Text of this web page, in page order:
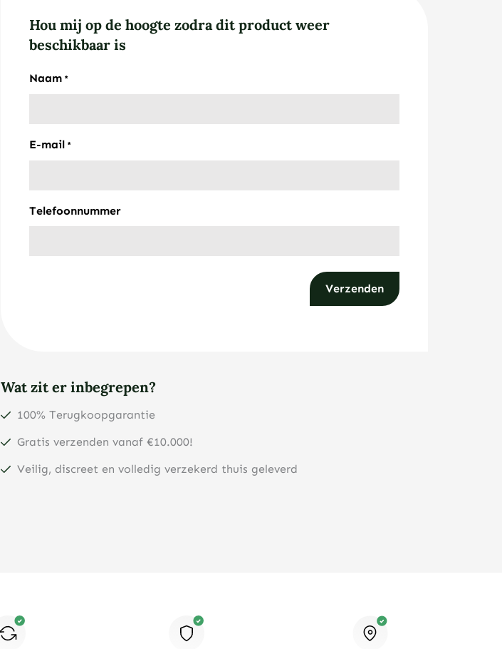
Hou mij op de hoogte zodra dit product weer
beschikbaar is
Naam *
E-mail *
Telefoonnummer
Wat zit er inbegrepen?
100% Terugkoopgarantie
Gratis verzenden vanaf €10.000!
Veilig, discreet en volledig verzekerd thuis geleverd